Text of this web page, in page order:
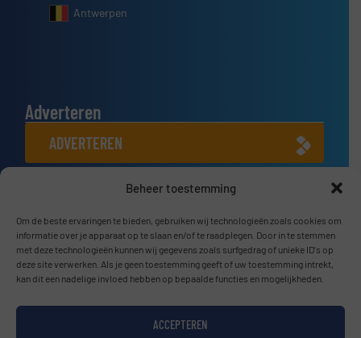
Beheer toestemming
Om de beste ervaringen te bieden, gebruiken wij technologieën zoals cookies om
informatie over je apparaat op te slaan en/of te raadplegen. Door in te stemmen
met deze technologieën kunnen wij gegevens zoals surfgedrag of unieke ID's op
deze site verwerken. Als je geen toestemming geeft of uw toestemming intrekt,
kan dit een nadelige invloed hebben op bepaalde functies en mogelijkheden.
ACCEPTEREN
Antwerpen
Adverteren
ADVERTEREN
Connect met ons
LINKEDIN
SCHRIJF JE NU IN